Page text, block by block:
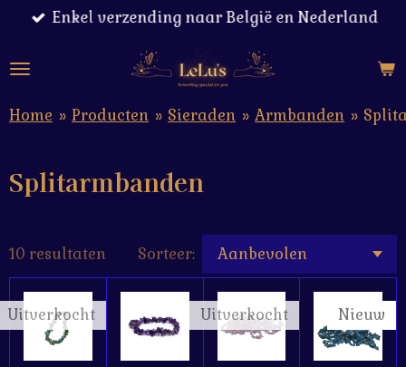
naar
hoofdinhoud
Enkel verzending naar België en Nederland
Home » Producten » Sieraden » Armbanden »
Splitarmbanden
10 resultaten Sorteer:
Uitverkocht Uitverkocht Nieuw